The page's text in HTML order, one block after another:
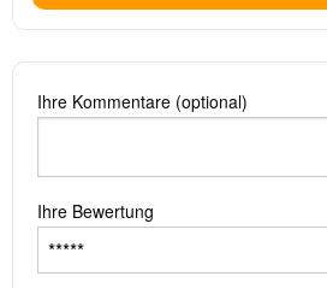
Ihre Kommentare (optional)
Ihre Bewertung